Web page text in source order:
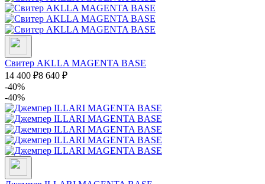
Свитер AKLLA MAGENTA BASE
14 400 ₽8 640 ₽
-40%
-40%